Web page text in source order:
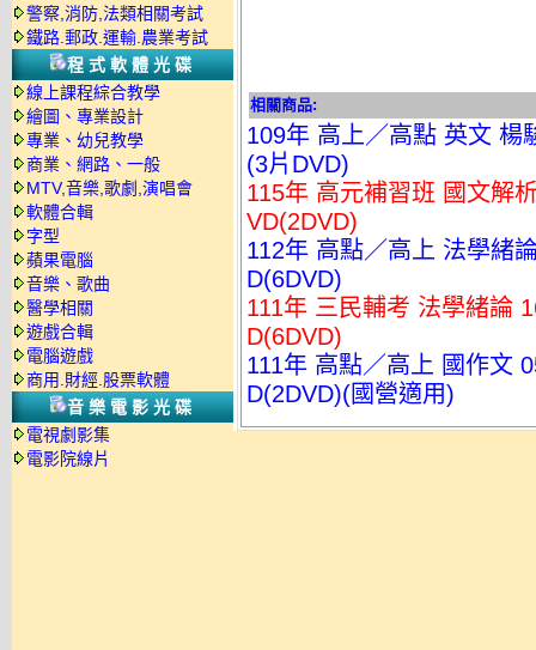
警察,消防,法類相關考試
鐵路.郵政.運輸.農業考試
程式軟體光碟
線上課程綜合教學
繪圖、專業設計
專業、幼兒教學
商業、網路、一般
MTV,音樂,歌劇,演唱會
軟體合輯
字型
蘋果電腦
音樂、歌曲
醫學相關
遊戲合輯
電腦遊戲
商用.財經.股票軟體
音樂電影光碟
電視劇影集
電影院線片
相關商品:
109年 高上／高點 英文 楊
(3片DVD)
115年 高元補習班 國文解
VD(2DVD)
112年 高點／高上 法學緒
D(6DVD)
111年 三民輔考 法學緒論
D(6DVD)
111年 高點／高上 國作文
D(2DVD)(國營適用)